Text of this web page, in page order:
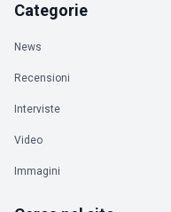
Categorie
News
Recensioni
Interviste
Video
Immagini